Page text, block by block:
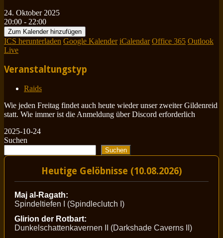
24. Oktober 2025
20:00 - 22:00
Zum Kalender hinzufügen
ICS herunterladen Google Kalender iCalendar Office 365 Outlook
Live
Veranstaltungstyp
Raids
Wie jeden Freitag findet auch heute wieder unser zweiter Gildenreid
statt. Wie immer ist die Anmeldung über Discord erforderlich
2025-10-24
Suchen
Suchen
Heutige Gelöbnisse (10.08.2026)
Maj al-Ragath:
Spindeltiefen I (Spindleclutch I)
Glirion der Rotbart:
Dunkelschattenkavernen II (Darkshade Caverns II)